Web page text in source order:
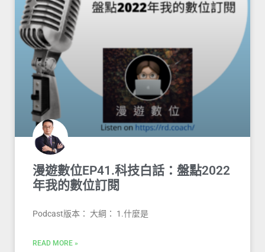
漫遊數位EP41.科技白話：盤點2022
年我的數位訂閱
Podcast版本： 大綱： 1.什麼是
READ MORE »